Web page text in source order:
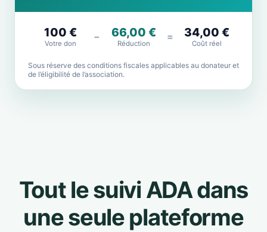
100 €
Votre don
− 66,00 €
Réduction
= 34,00 €
Coût réel
Sous réserve des conditions fiscales applicables au donateur et
de l’éligibilité de l’association.
Tout le suivi ADA dans
une seule plateforme